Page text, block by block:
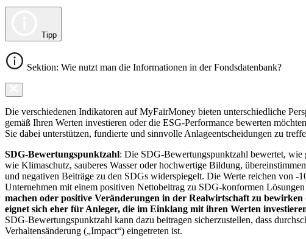
Tipp
Sektion: Wie nutzt man die Informationen in der Fondsdatenbank?
Die verschiedenen Indikatoren auf MyFairMoney bieten unterschiedliche
gemäß Ihren Werten investieren oder die ESG-Performance bewerten
Sie dabei unterstützen, fundierte und sinnvolle Anlageentscheidungen zu
SDG-Bewertungspunktzahl: Die SDG-Bewertungspunktzahl bewertet, wie
wie Klimaschutz, sauberes Wasser oder hochwertige Bildung,
und negativen Beiträge zu den SDGs widerspiegelt. Die Werte reichen von
Unternehmen mit einem positiven Nettobeitrag zu SDG-konformen
machen oder positive Veränderungen in der Realwirtschaft zu
eignet sich eher für Anleger, die im Einklang mit ihren Werten
SDG-Bewertungspunktzahl kann dazu beitragen sicherzustellen, dass
Verhaltensänderung („Impact“) eingetreten ist.